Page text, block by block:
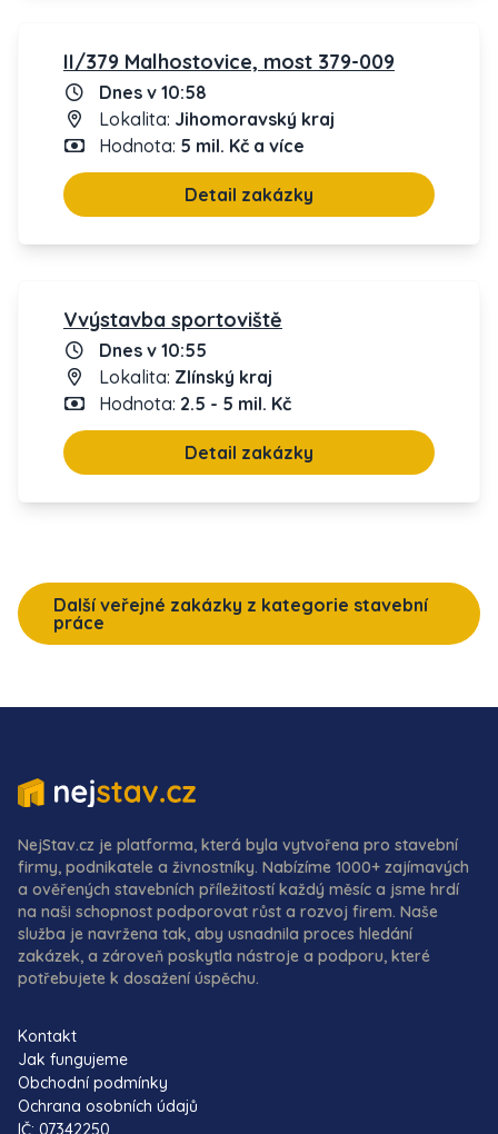
II/379 Malhostovice, most 379-009
Dnes v 10:58
Lokalita: Jihomoravský kraj
Hodnota: 5 mil. Kč a více
Detail zakázky
Vvýstavba sportoviště
Dnes v 10:55
Lokalita: Zlínský kraj
Hodnota: 2.5 - 5 mil. Kč
Detail zakázky
Další veřejné zakázky z kategorie stavební
práce
NejStav.cz je platforma, která byla vytvořena pro stavební
firmy, podnikatele a živnostníky. Nabízíme 1000+ zajímavých
a ověřených stavebních příležitostí každý měsíc a jsme hrdí
na naši schopnost podporovat růst a rozvoj firem. Naše
služba je navržena tak, aby usnadnila proces hledání
zakázek, a zároveň poskytla nástroje a podporu, které
potřebujete k dosažení úspěchu.
Kontakt
Jak fungujeme
Obchodní podmínky
Ochrana osobních údajů
IČ: 07342250